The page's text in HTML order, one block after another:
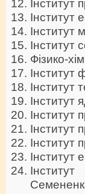
Інститут
Інститут
Інститут
Інститут
Фізико-
Iнститут
Інститут
Інститут
Інститут
Інститут
Інститут
Інститут